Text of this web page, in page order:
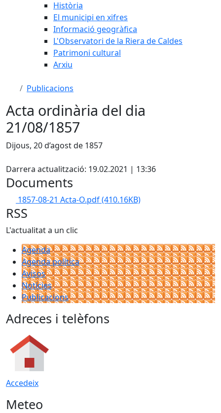
Història
El municipi en xifres
Informació geogràfica
L'Observatori de la Riera de Caldes
Patrimoni cultural
Arxiu
Publicacions
Acta ordinària del dia
21/08/1857
Dijous, 20 d’agost de 1857
Darrera actualització: 19.02.2021 | 13:36
Documents
1857-08-21 Acta-O.pdf(410.16KB)
RSS
L'actualitat a un clic
Agenda
Agenda política
Avisos
Notícies
Publicacions
Adreces i telèfons
Accedeix
Meteo